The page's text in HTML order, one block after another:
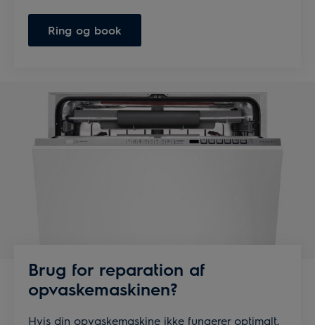
Ring og book
Brug for reparation af
opvaskemaskinen?
Hvis din opvaskemaskine ikke fungerer optimalt,